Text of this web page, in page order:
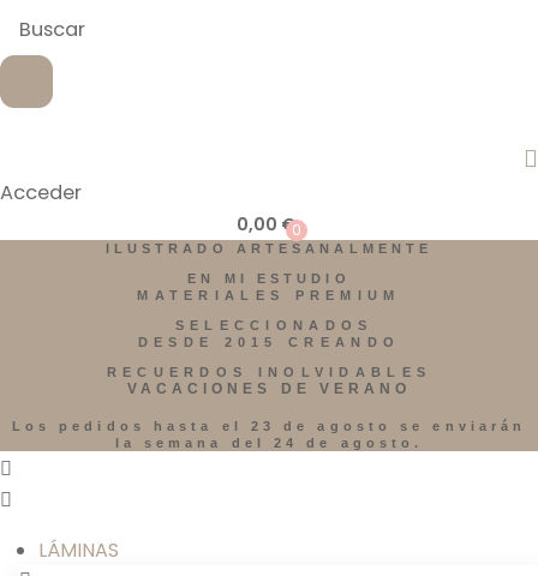
Acceder
0,00 €0
ILUSTRADO ARTESANALMENTE
EN MI ESTUDIO
MATERIALES PREMIUM
SELECCIONADOS
DESDE 2015 CREANDO
RECUERDOS INOLVIDABLES
VACACIONES DE VERANO
Los pedidos hasta el 23 de agosto se enviarán
la semana del 24 de agosto.
LÁMINAS